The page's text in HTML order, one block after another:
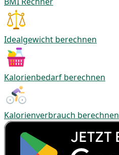
Idealgewicht berechnen
Kalorienbedarf berechnen
Kalorienverbrauch berechnen